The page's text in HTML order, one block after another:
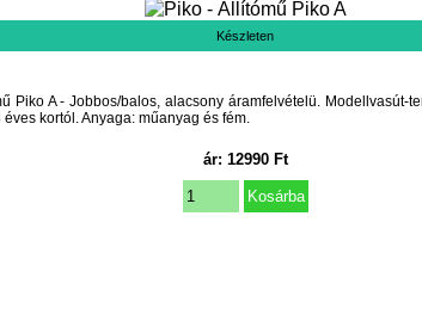
Készleten
Piko A - Jobbos/balos, alacsony áramfelvételü. Modellvasút-
kortól. Anyaga: műanyag és fém.
ár: 12990Ft